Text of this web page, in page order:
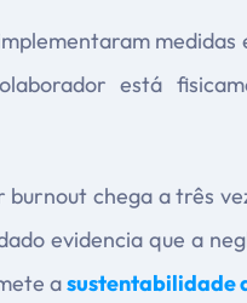
está
chega a três
evidencia que a
asustentabilidade